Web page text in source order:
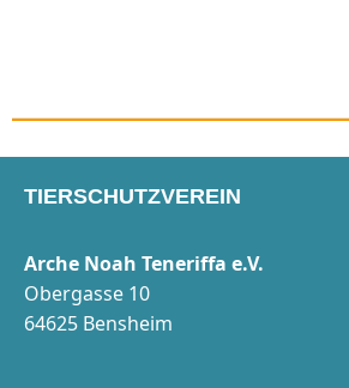
TIERSCHUTZVEREIN
Arche Noah Teneriffa e.V.
Obergasse 10
64625 Bensheim